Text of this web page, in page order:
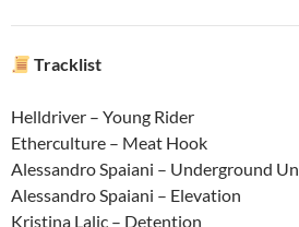
Tracklist
Helldriver – Young Rider
Etherculture – Meat Hook
Alessandro Spaiani – Underground
Alessandro Spaiani – Elevation
Kristina Lalic – Detention